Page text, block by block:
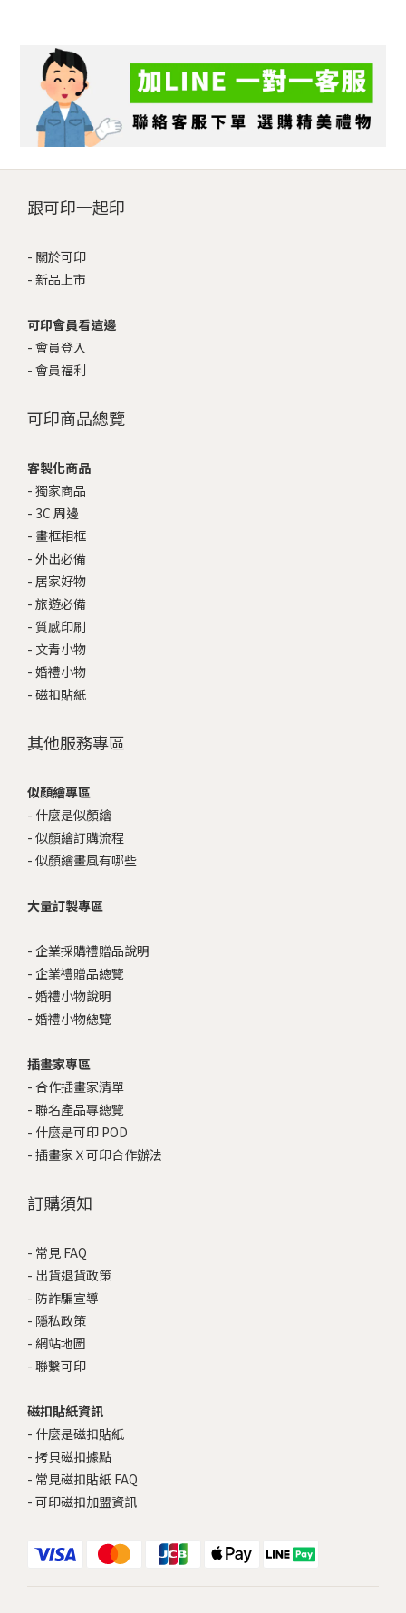
跟可印一起印
- 關於可印
- 新品上市
可印會員看這邊
- 會員登入
- 會員福利
可印商品總覽
客製化商品
- 獨家商品
- 3C 周邊
- 畫框相框
- 外出必備
- 居家好物
- 旅遊必備
- 質感印刷
- 文青小物
- 婚禮小物
- 磁扣貼紙
其他服務專區
似顏繪專區
- 什麼是似顏繪
- 似顏繪訂購流程
- 似顏繪畫風有哪些
大量訂製專區
- 企業採購禮贈品說明
- 企業禮贈品總覽
- 婚禮小物說明
- 婚禮小物總覽
插畫家專區
- 合作插畫家清單
- 聯名產品專總覽
- 什麼是可印 POD
- 插畫家Ｘ可印合作辦法
訂購須知
- 常見 FAQ
- 出貨退貨政策
- 防詐騙宣導
- 隱私政策
- 網站地圖
- 聯繫可印
磁扣貼紙資訊
- 什麼是磁扣貼紙
- 拷貝磁扣據點
- 常見磁扣貼紙 FAQ
- 可印磁扣加盟資訊